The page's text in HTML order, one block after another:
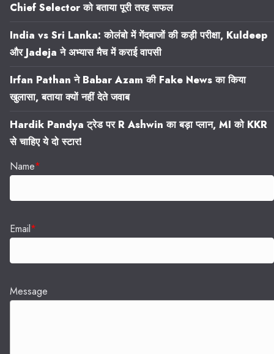
Chief Selector को बताया पूरी तरह सफल
India vs Sri Lanka: कोलंबो में गेंदबाजों की कड़ी परीक्षा, Kuldeep
और Jadeja ने अभ्यास मैच में कराई वापसी
Irfan Pathan ने Babar Azam की Fake News का किया
खुलासा, बताया क्यों नहीं देते जवाब
Hardik Pandya ट्रेड पर R Ashwin का बड़ा प्लान, MI को KKR
से चाहिए ये दो स्टार!
Name*
Email*
Message